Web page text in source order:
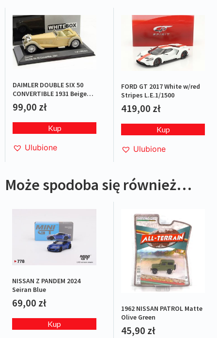
DAIMLER DOUBLE SIX 50
CONVERTIBLE 1931 Beige
L.E.1/1000
99,00 zł
Kup
Ulubione
FORD GT 2017 White w/red
Stripes L.E.1/1500
419,00 zł
Kup
Ulubione
Może spodoba się również…
NISSAN Z PANDEM 2024
Seiran Blue
69,00 zł
Kup
1962 NISSAN PATROL Matte
Olive Green
45,90 zł